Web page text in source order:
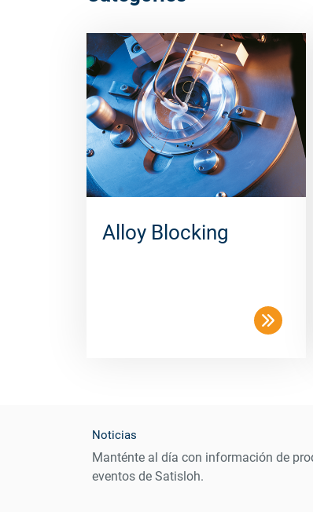
Alloy Blocking
Noticias
Manténte al día con información de
eventos de Satisloh.